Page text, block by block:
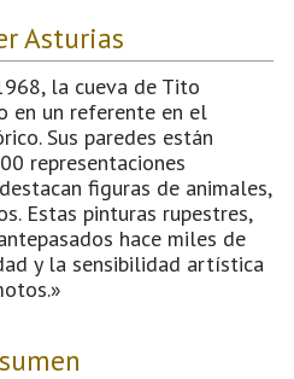
Asturias
la cueva de Tito
en un referente en el
Sus paredes están
representaciones
figuras de animales,
Estas pinturas rupestres,
hace miles de
y la sensibilidad artística